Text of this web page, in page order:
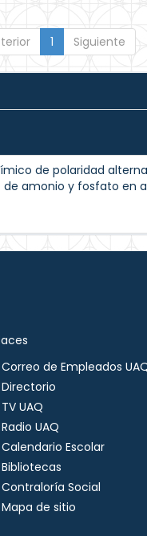
1 Siguiente
de polaridad
amonio y fosfato en
Correo de Empleados
Directorio
TV UAQ
Radio UAQ
Calendario Escolar
Bibliotecas
Contraloría Social
Mapa de sitio